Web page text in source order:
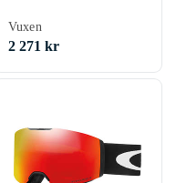
Vuxen
2 271 kr